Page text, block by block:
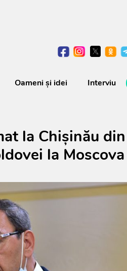
Oameni şi idei Interviu
la Chișinău din
la Moscova